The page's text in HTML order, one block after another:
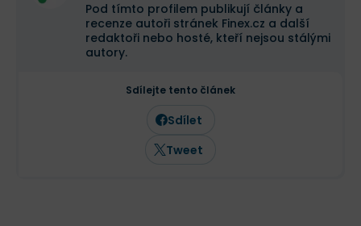
Pod tímto profilem publikují články a
recenze autoři stránek Finex.cz a další
redaktoři nebo hosté, kteří nejsou stálými
autory.
Sdílejte tento článek
Sdílet
Tweet